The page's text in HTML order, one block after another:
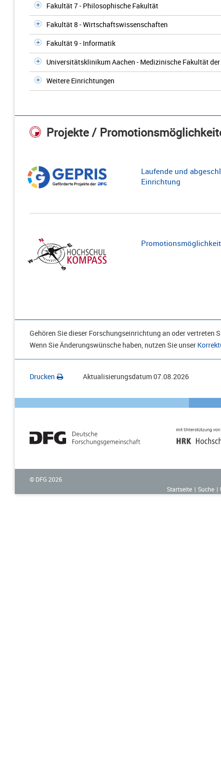
Fakultät 7 - Philosophische Fakultät
Fakultät 8 - Wirtschaftswissenschaften
Fakultät 9 - Informatik
Universitätsklinikum Aachen - Medizinische Fakultät der
Weitere Einrichtungen
Projekte /
Laufende und
Einrichtung
Gehören Sie dieser Forschungseinrichtung an oder vertreten
Wenn Sie Änderungswünsche haben, nutzen Sie unser
Drucken Aktualisierungsdatum07.08.2026
© DFG 2026
Startseite
Suche